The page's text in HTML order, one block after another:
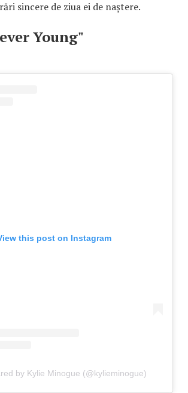
sincere de ziua ei de naștere.
Young"
this post on Instagram
by Kylie Minogue (@kylieminogue)